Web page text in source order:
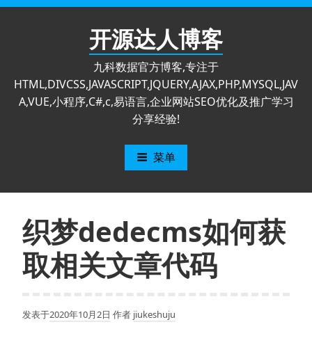
跳
开源达人博客
九科数据官方博客,专注于
HTML,DIVCSS,JAVASCRIPT,JQUERY,AJAX,PHP,MYSQL,JAV
A,VUE,小程序,C#,c,易语言,企业网站SEO优化及推广学习
分享经验!
菜单
织梦dedecms如何获
取相关文章代码
发表于2020年10月2日 作者 jiukeshuju